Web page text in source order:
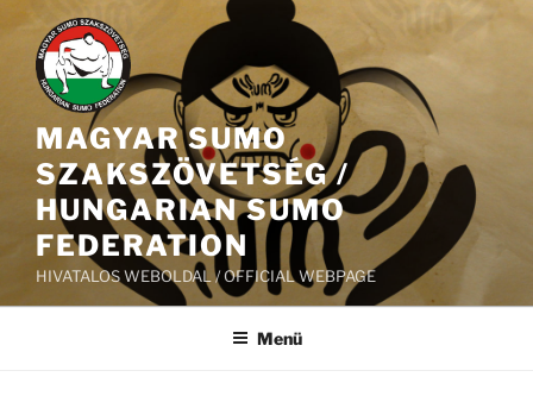
Tartalomhoz
MAGYAR SUMO
SZAKSZÖVETSÉG /
HUNGARIAN SUMO
FEDERATION
HIVATALOS WEBOLDAL / OFFICIAL WEBPAGE
Menü